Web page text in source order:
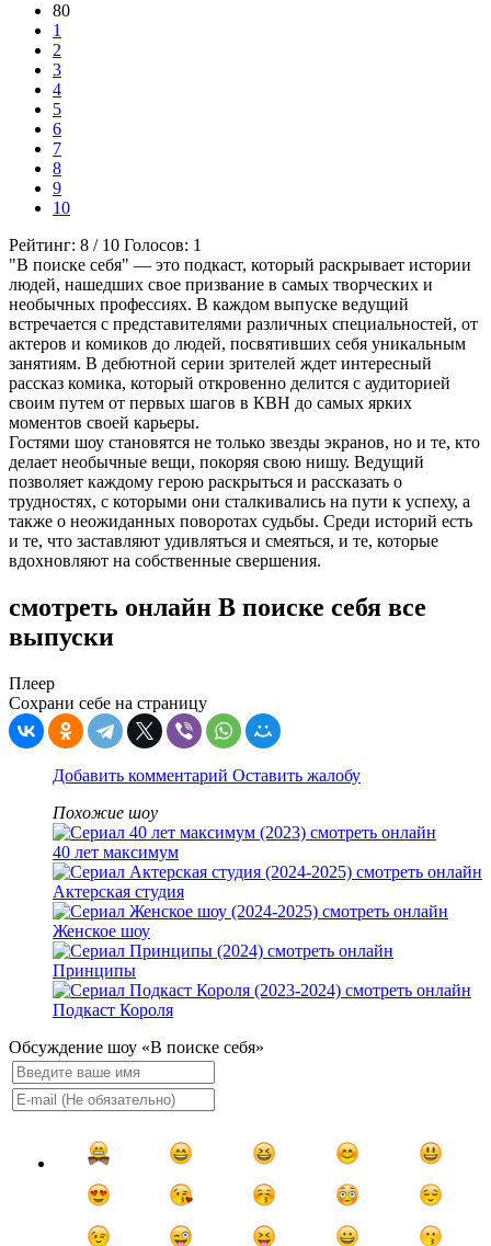
80
1
2
3
4
5
6
7
8
9
10
Рейтинг: 8 / 10 Голосов: 1
"В поиске себя" — это подкаст, который раскрывает истории
людей, нашедших свое призвание в самых творческих и
необычных профессиях. В каждом выпуске ведущий
встречается с представителями различных специальностей, от
актеров и комиков до людей, посвятивших себя уникальным
занятиям. В дебютной серии зрителей ждет интересный
рассказ комика, который откровенно делится с аудиторией
своим путем от первых шагов в КВН до самых ярких
моментов своей карьеры.
Гостями шоу становятся не только звезды экранов, но и те, кто
делает необычные вещи, покоряя свою нишу. Ведущий
позволяет каждому герою раскрыться и рассказать о
трудностях, с которыми они сталкивались на пути к успеху, а
также о неожиданных поворотах судьбы. Среди историй есть
и те, что заставляют удивляться и смеяться, и те, которые
вдохновляют на собственные свершения.
смотреть онлайн В поиске себя все
выпуски
Плеер
Сохрани себе на страницу
Добавить комментарий Оставить жалобу
Похожие шоу
40 лет максимум
Актерская студия
Женское шоу
Принципы
Подкаст Короля
Обсуждение шоу «В поиске себя»